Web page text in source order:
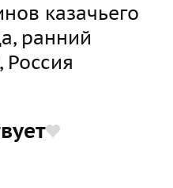
казачьего
ранний
Россия